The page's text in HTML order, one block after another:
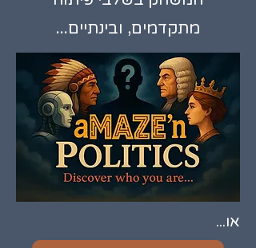
מתקדמים, ובינתיים...
או...